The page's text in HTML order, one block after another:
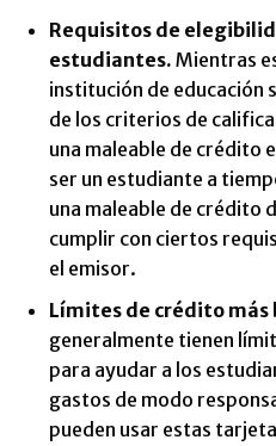
Requisitos de
estudiantes. Mientras
institución de
de los criterios de
una maleable de crédito
ser un estudiante a
una maleable de crédito
cumplir con ciertos
el emisor.
Límites de crédito más
generalmente tienen
para ayudar a los
gastos de modo
pueden usar estas